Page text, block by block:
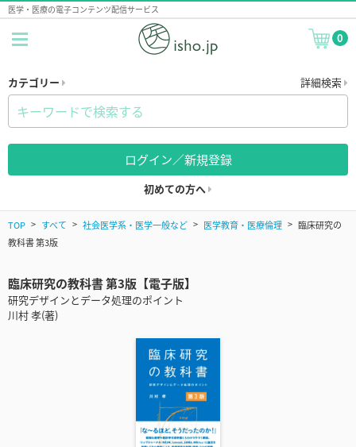
医学・医療の電子コンテンツ配信サービス
0
カテゴリー 詳細検索
ログイン／新規登録
初めての方へ
TOP すべて 社会医学系・医学一般など 医学教育・医療倫理
臨床研究の
教科書 第3版
臨床研究の教科書 第3版【電子版】
研究デザインとデータ処理のポイント
川村 孝(著)